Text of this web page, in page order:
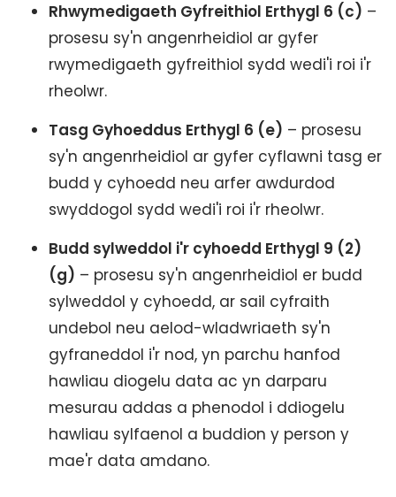
Rhwymedigaeth Gyfreithiol Erthygl 6 (c) –
prosesu sy'n angenrheidiol ar gyfer
rwymedigaeth gyfreithiol sydd wedi'i roi i'r
rheolwr.
Tasg Gyhoeddus Erthygl 6 (e) – prosesu
sy'n angenrheidiol ar gyfer cyflawni tasg er
budd y cyhoedd neu arfer awdurdod
swyddogol sydd wedi'i roi i'r rheolwr.
Budd sylweddol i'r cyhoedd Erthygl 9 (2)
(g) – prosesu sy'n angenrheidiol er budd
sylweddol y cyhoedd, ar sail cyfraith
undebol neu aelod-wladwriaeth sy'n
gyfraneddol i'r nod, yn parchu hanfod
hawliau diogelu data ac yn darparu
mesurau addas a phenodol i ddiogelu
hawliau sylfaenol a buddion y person y
mae'r data amdano.